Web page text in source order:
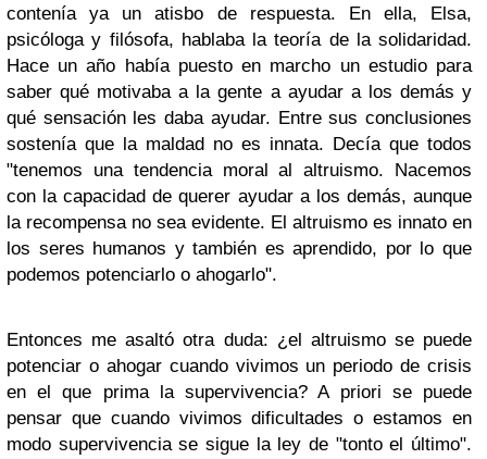
contenía ya un atisbo de respuesta. En ella, Elsa,
psicóloga y filósofa, hablaba la teoría de la solidaridad.
Hace un año había puesto en marcho un estudio para
saber qué motivaba a la gente a ayudar a los demás y
qué sensación les daba ayudar. Entre sus conclusiones
sostenía que la maldad no es innata. Decía que todos
"tenemos una tendencia moral al altruismo. Nacemos
con la capacidad de querer ayudar a los demás, aunque
la recompensa no sea evidente. El altruismo es innato en
los seres humanos y también es aprendido, por lo que
podemos potenciarlo o ahogarlo".
Entonces me asaltó otra duda: ¿el altruismo se puede
potenciar o ahogar cuando vivimos un periodo de crisis
en el que prima la supervivencia? A priori se puede
pensar que cuando vivimos dificultades o estamos en
modo supervivencia se sigue la ley de "tonto el último".